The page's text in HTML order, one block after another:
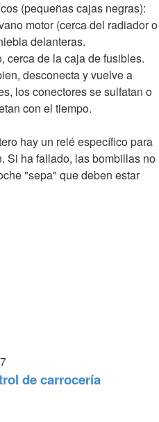
(pequeñas cajas negras):
motor (cerca del radiador o
delanteras.
cerca de la caja de fusibles.
desconecta y vuelve a
los conectores se sulfatan o
con el tiempo.
hay un relé específico para
Si ha fallado, las bombillas no
"sepa" que deben estar
de carrocería